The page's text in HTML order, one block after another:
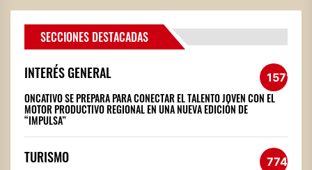
SECCIONES DESTACADAS
INTERÉS GENERAL 1571
ONCATIVO SE PREPARA PARA CONECTAR EL TALENTO JOVEN CON EL
MOTOR PRODUCTIVO REGIONAL EN UNA NUEVA EDICIÓN DE
“IMPULSA”
TURISMO 774